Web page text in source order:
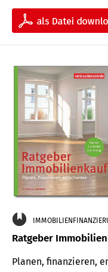
Ratgeber
Planen, finanzieren,